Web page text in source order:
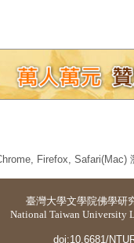
Firefox, Safari(Mac)
臺灣大學文學院佛學研
National Taiwan University
doi:10.6681/